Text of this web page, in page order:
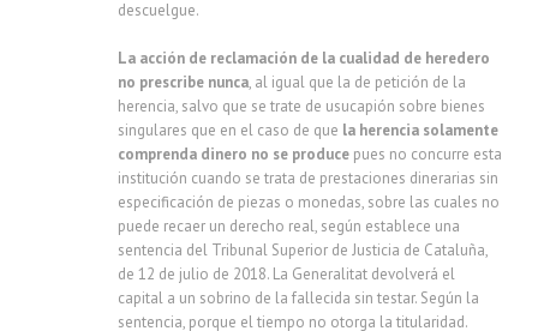
descuelgue.
La acción de reclamación de la cualidad de heredero
no prescribe nunca, al igual que la de petición de la
herencia, salvo que se trate de usucapión sobre bienes
singulares que en el caso de que la herencia solamente
comprenda dinero no se produce pues no concurre esta
institución cuando se trata de prestaciones dinerarias sin
especificación de piezas o monedas, sobre las cuales no
puede recaer un derecho real, según establece una
sentencia del Tribunal Superior de Justicia de Cataluña,
de 12 de julio de 2018. La Generalitat devolverá el
capital a un sobrino de la fallecida sin testar. Según la
sentencia, porque el tiempo no otorga la titularidad.